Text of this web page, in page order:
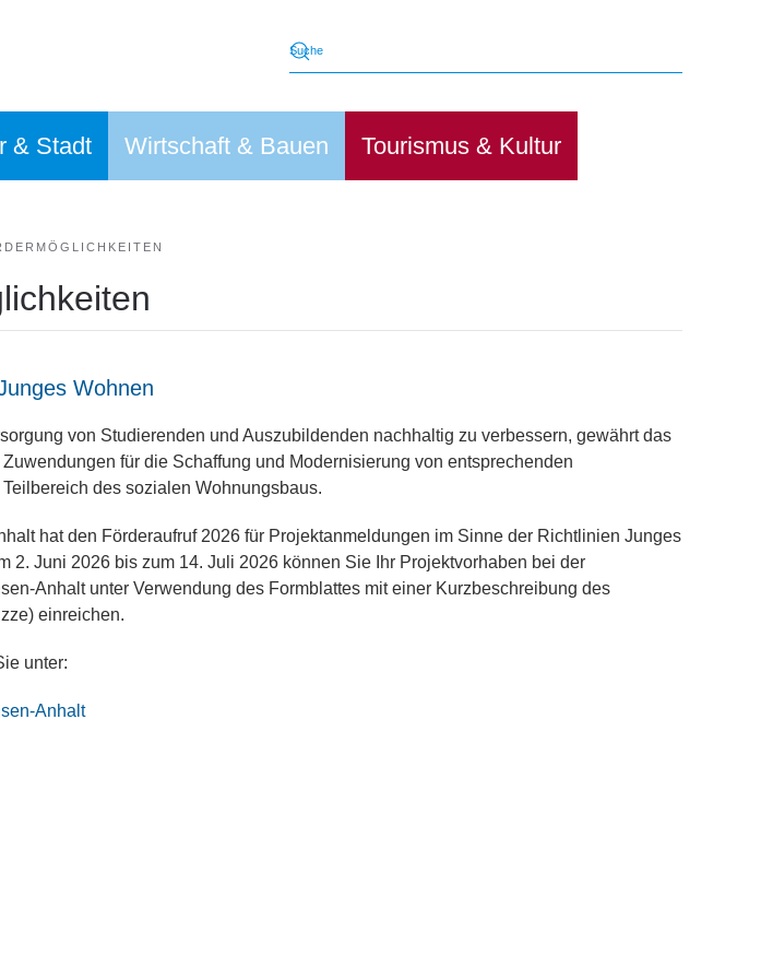
& Stadt Wirtschaft & Bauen Tourismus & Kultur
Wohnen
von Studierenden und Auszubildenden nachhaltig zu verbessern, gewährt das
für die Schaffung und Modernisierung von entsprechenden
des sozialen Wohnungsbaus.
hat den Förderaufruf 2026 für Projektanmeldungen im Sinne der Richtlinien Junges
2. Juni 2026 bis zum 14. Juli 2026 können Sie Ihr Projektvorhaben bei der
Anhalt unter Verwendung des Formblattes mit einer Kurzbeschreibung des
einreichen.
unter:
Anhalt